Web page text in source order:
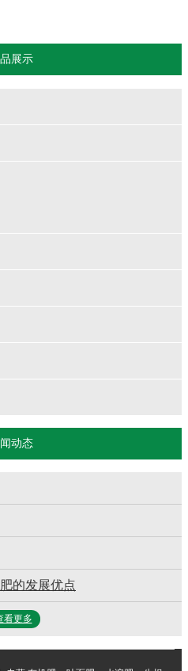
展示
动态
的发展优点
看更多